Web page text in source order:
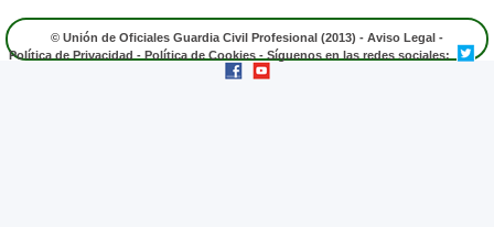
© Unión de Oficiales Guardia Civil Profesional (2013) - Aviso Legal -
Política de Privacidad - Política de Cookies - Síguenos en las redes sociales: